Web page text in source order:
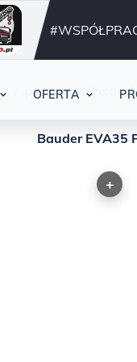
OFERTA
papa
Bauder EVA35
+